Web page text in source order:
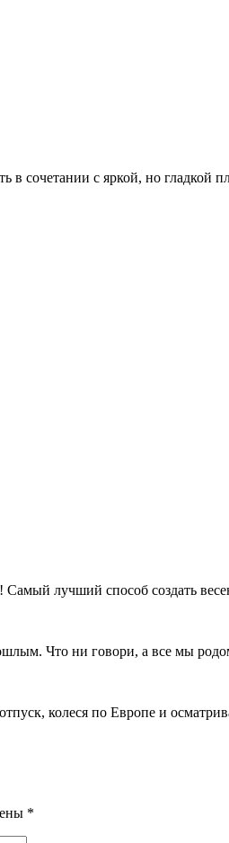
в сочетании с яркой, но гладкой
лучший способ создать
Что ни говори, а все мы
колеся по Европе и
*